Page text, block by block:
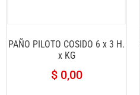
PAÑO PILOTO COSIDO 6 x 3 H.
x KG
$0,00